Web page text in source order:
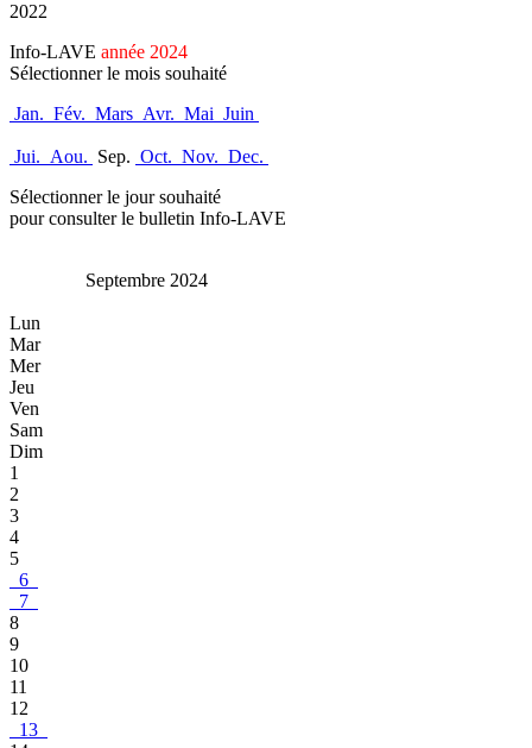
2022
Info-LAVE année 2024
Sélectionner le mois souhaité
Jan. Fév. Mars Avr. Mai Juin
Jui. Aou. Sep. Oct. Nov. Dec.
Sélectionner le jour souhaité
pour consulter le bulletin Info-LAVE
Septembre 2024
Lun
Mar
Mer
Jeu
Ven
Sam
Dim
1
2
3
4
5
6
7
8
9
10
11
12
13